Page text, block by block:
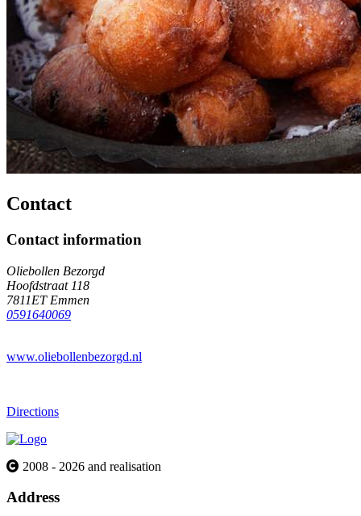
Contact
Contact information
Oliebollen Bezorgd
Hoofdstraat 118
7811ET Emmen
0591640069
www.oliebollenbezorgd.nl
Directions
2008 - 2026 and realisation
Address